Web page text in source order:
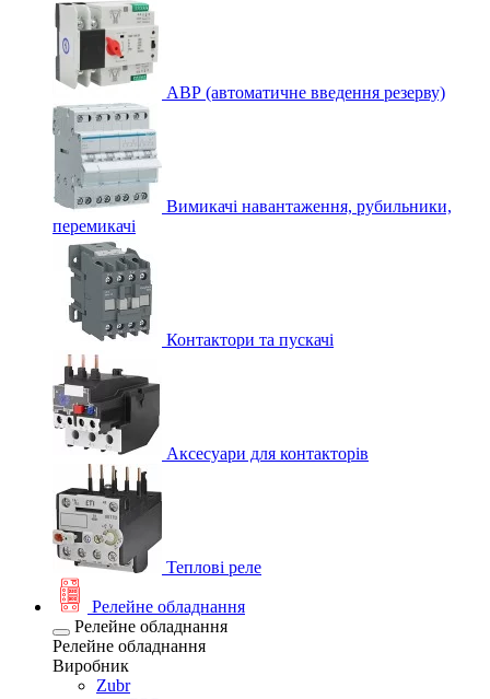
АВР (автоматичне введення резерву)
Вимикачі навантаження, рубильники,
перемикачі
Контактори та пускачі
Аксесуари для контакторів
Теплові реле
Релейне обладнання
Релейне обладнання
Релейне обладнання
Виробник
Zubr